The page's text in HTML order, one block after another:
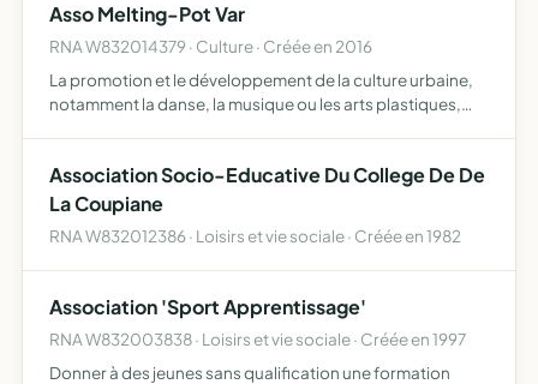
construction de lie…
Asso Melting-Pot Var
RNA W832014379 · Culture · Créée en 2016
La promotion et le développement de la culture urbaine,
notamment la danse, la musique ou les arts plastiques,
Association Socio-Educative Du College De De
La Coupiane
RNA W832012386 · Loisirs et vie sociale · Créée en 1982
Association 'Sport Apprentissage'
RNA W832003838 · Loisirs et vie sociale · Créée en 1997
Donner à des jeunes sans qualification une formation